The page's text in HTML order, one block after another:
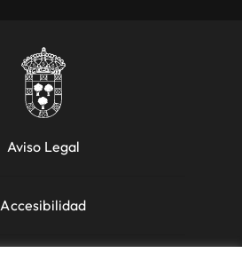
Aviso Legal
Accesibilidad